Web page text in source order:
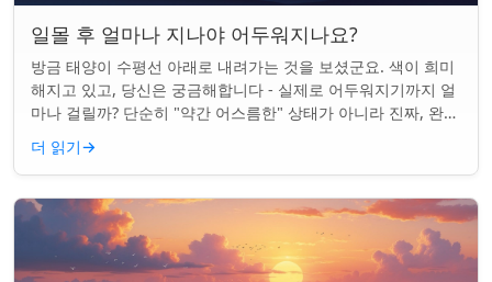
일몰 후 얼마나 지나야 어두워지나요?
방금 태양이 수평선 아래로 내려가는 것을 보셨군요. 색이 희미
해지고 있고, 당신은 궁금해합니다 - 실제로 어두워지기까지 얼
마나 걸릴까? 단순히 "약간 어스름한" 상태가 아니라 진짜, 완전
한 밤이 되는 것. 알고 보니...
더 읽기→